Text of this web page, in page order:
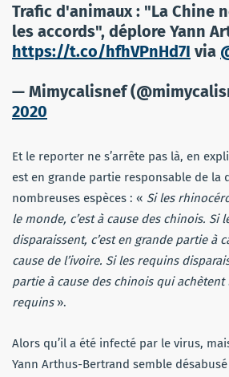
Trafic d'animaux : "La Chine
les accords", déplore Yann
https://t.co/hfhVPnHd7I via
— Mimycalisnef
2020
Et le reporter ne s’arrête pas là, en
est en grande partie responsable de la
nombreuses espèces : « Si les
le monde, c’est à cause des chinois. Si
disparaissent, c’est en grande partie à
cause de l’ivoire. Si les requins
partie à cause des chinois qui achètent
requins».
Alors qu’il a été infecté par le virus,
Yann Arthus-Bertrand semble